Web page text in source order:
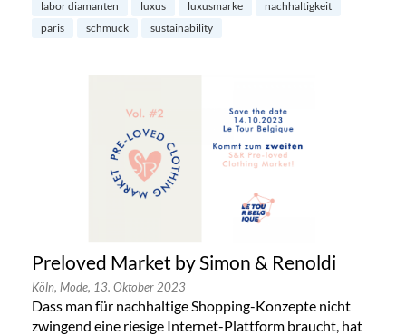
labor diamanten luxus luxusmarke
nachhaltigkeit
paris
schmuck sustainability
Preloved Market by Simon & Renoldi
Köln, Mode, 13. Oktober 2023
Dass man für nachhaltige Shopping-Konzepte nicht
zwingend eine riesige Internet-Plattform braucht, hat